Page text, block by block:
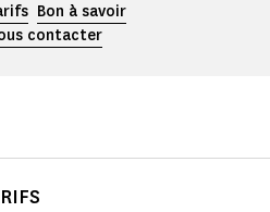
Bon à savoir
contacter